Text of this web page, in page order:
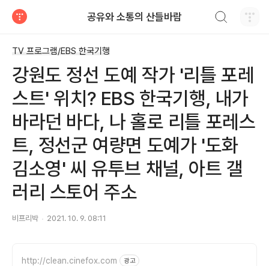
공유와 소통의 산들바람
TV 프로그램/EBS 한국기행
강원도 정선 도예 작가 '리틀 포레
스트' 위치? EBS 한국기행, 내가
바라던 바다, 나 홀로 리틀 포레스
트, 정선군 여량면 도예가 '도화
김소영' 씨 유투브 채널, 아트 갤
러리 스토어 주소
비프리박 2021. 10. 9. 08:11
http://clean.cinefox.com 광고